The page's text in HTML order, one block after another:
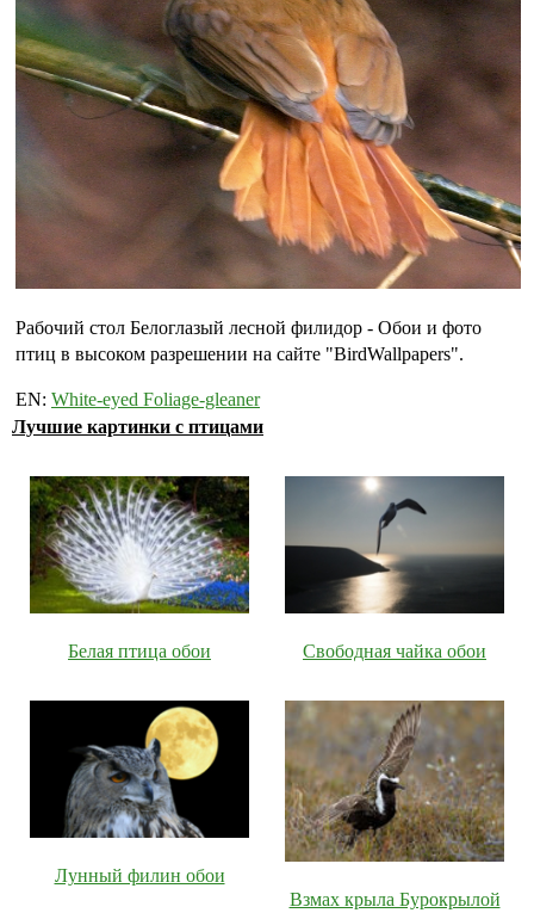
Рабочий стол Белоглазый лесной филидор - Обои и фото
птиц в высоком разрешении на сайте "BirdWallpapers".
EN: White-eyed Foliage-gleaner
Лучшие картинки с птицами
Белая птица обои Свободная чайка обои
Лунный филин обои
Взмах крыла Бурокрылой